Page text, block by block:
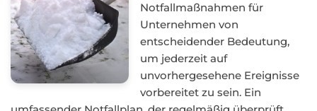
Notfallmaßnahmen für
Unternehmen von
entscheidender Bedeutung,
um jederzeit auf
unvorhergesehene Ereignisse
vorbereitet zu sein. Ein